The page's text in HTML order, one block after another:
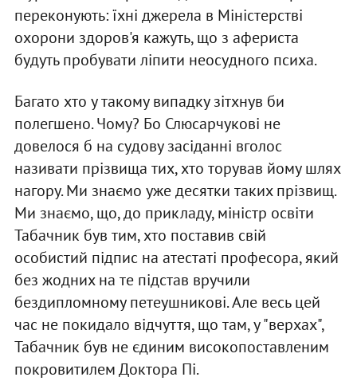
переконують: їхнi джерела в Мiнiстерствi
охорони здоров'я кажуть, що з афериста
будуть пробувати лiпити неосудного психа.
Багато хто у такому випадку зiтхнув би
полегшено. Чому? Бо Слюсарчуковi не
довелося б на судову засiданнi вголос
називати прiзвища тих, хто торував йому шлях
нагору. Ми знаємо уже десятки таких прiзвищ.
Ми знаємо, що, до прикладу, мiнiстр освiти
Табачник був тим, хто поставив свiй
особистий пiдпис на атестатi професора, який
без жодних на те пiдстав вручили
бездипломному петеушниковi. Але весь цей
час не покидало вiдчуття, що там, у "верхах",
Табачник був не єдиним високопоставленим
покровитилем Доктора Пi.